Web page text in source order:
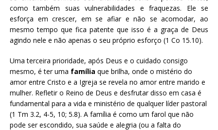
como também suas vulnerabilidades e fraquezas. Ele se
esforça em crescer, em se afiar e não se acomodar, ao
mesmo tempo que fica patente que isso é a graça de Deus
agindo nele e não apenas o seu próprio esforço (1 Co 15.10).
Uma terceira prioridade, após Deus e o cuidado consigo
mesmo, é ter uma família que brilha, onde o mistério do
amor entre Cristo e a Igreja se revela no amor entre marido e
mulher. Refletir o Reino de Deus e desfrutar disso em casa é
fundamental para a vida e ministério de qualquer líder pastoral
(1 Tm 3.2, 4-5, 10; 5.8). A família é como um farol que não
pode ser escondido, sua saúde e alegria (ou a falta do